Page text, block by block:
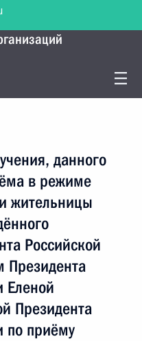
данного
в режиме
жительницы
Российской
Президента
Еленой
Президента
по приёму